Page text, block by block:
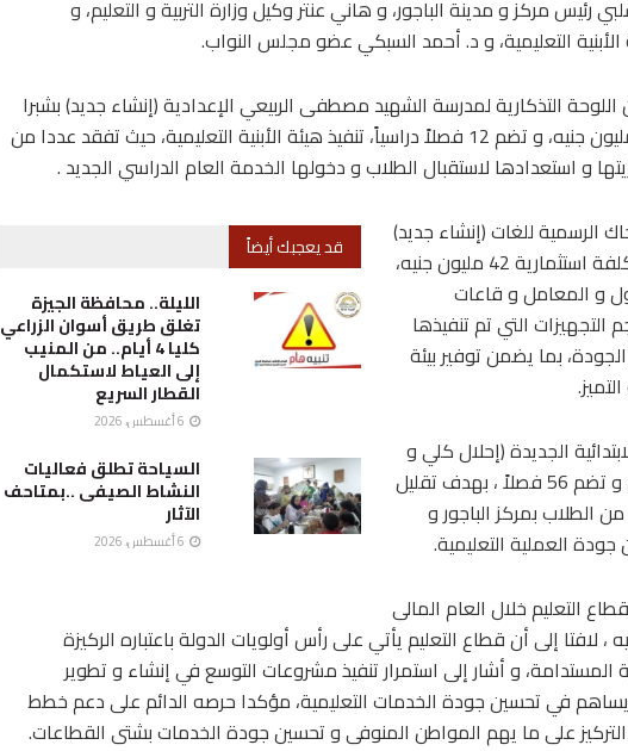
مركز و مدينة الباجور، و هاني عنتر وكيل وزارة التربية و التعليم، و
التعليمية، و د. أحمد السبكي عضو مجلس النواب.
اللوحة التذكارية لمدرسة الشهيد مصطفى الربيعي الإعدادية (إنشاء جديد) بشبرا
زنجى بإجمالي استثمارات تزيد عن 16 مليون جنيه، و تضم 12 فصلاً دراسياً، تنفيذ هيئة الأبنية التعليمية، حيث تفقد عددا من
و استعدادها لاستقبال الطلاب و دخولها الخدمة العام الدراسي الجديد .
قد يعجبك أيضاً
الليلة.. محافظة الجيزة
تغلق طريق أسوان الزراعي
كليا 4 أيام.. من المنيب
إلى العياط لاستكمال
القطار السريع
السياحة تطلق فعاليات
النشاط الصيفى ..بمتاحف
الآثار
الرسمية للغات (إنشاء جديد)
و المقامة على مساحة 4 آلاف م2 بتكلفة استثمارية 42 مليون جنيه،
و المعامل و قاعات
التي تم تنفيذها
بما يضمن توفير بيئة
الجديدة (إحلال كلي و
صيانة) بتكلفة تزيد عن 38 مليون جنيه، و تضم 56 فصلاً ، بهدف تقليل
الطلاب بمركز الباجور و
العملية التعليمية.
التعليم خلال العام المالى
بلغ 845 مليون جنيه ، لافتا إلى أن قطاع التعليم يأتي على رأس أولويات الدولة باعتباره الركيزة
المستدامة، و أشار إلى استمرار تنفيذ مشروعات التوسع في إنشاء و تطوير
يساهم في تحسين جودة الخدمات التعليمية، مؤكدا حرصه الدائم على دعم خطط
التركيز على ما يهم المواطن المنوفى و تحسين جودة الخدمات بشتى القطاعات.